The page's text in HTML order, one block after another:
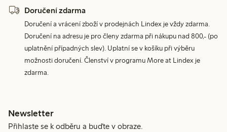
Doručení zdarma
Doručení a vrácení zboží v prodejnách Lindex je vždy zdarma.
Doručení na adresu je pro členy zdarma při nákupu nad 800,- (po
uplatnění případných slev). Uplatní se v košíku při výběru
možnosti doručení. Členství v programu More at Lindex je
zdarma.
Newsletter
Přihlaste se k odběru a buďte v obraze.